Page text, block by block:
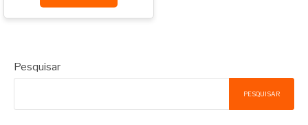
Pesquisar
PESQUISAR